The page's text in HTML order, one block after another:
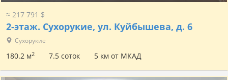
≈ 217 791 $
2-этаж. Сухорукие, ул. Куйбышева, д. 6
Сухорукие
180.2 м2 7.5 соток 5 км от МКАД